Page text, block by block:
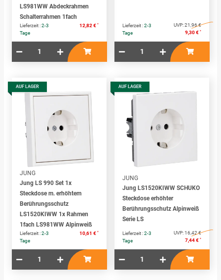
LS981WW Abdeckrahmen
Schalterrahmen 1fach
Lieferzeit :2-3
Tage
12,82 € * Lieferzeit :2-3
Tage
UVP:21,96 €
9,30 € *
AUF LAGER
JUNG
Jung LS 990 Set 1x
Steckdose m. erhöhtem
Berührungsschutz
LS1520KIWW 1x Rahmen
1fach LS981WW Alpinweiß
Lieferzeit :2-3
Tage
10,61 € *
AUF LAGER
JUNG
Jung LS1520KIWW SCHUKO
Steckdose erhöhter
Berührungsschutz Alpinweiß
Serie LS
Lieferzeit :2-3
Tage
UVP:16,42 €
7,44 € *